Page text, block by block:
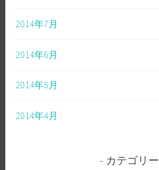
2014年7月
2014年6月
2014年5月
2014年4月
カテゴリー